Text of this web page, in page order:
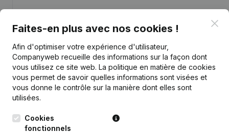
Publications de Prefab Concept
Faites-en plus avec nos cookies !
Afin d'optimiser votre expérience d'utilisateur,
Companyweb recueille des informations sur la façon dont
vous utilisez ce site web. La politique en matière de cookies
vous permet de savoir quelles informations sont visées et
vous donne le contrôle sur la manière dont elles sont
utilisées.
Cookies
fonctionnels